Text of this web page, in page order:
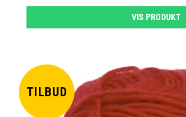
VIS PRODUKT
TILBUD